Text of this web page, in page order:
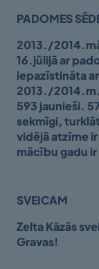
PADOMES
2013./
16.jūlijā ar
iepazīstināta
2013./
593 jaunieši.
sekmīgi,
vidējā atzīme
mācību gadu
SVEICAM
Zelta Kāzās
Gravas!